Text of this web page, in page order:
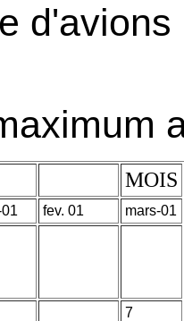
MOIS
fev. 01
mars-01
7